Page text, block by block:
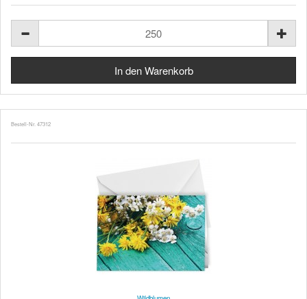
Bestell-Nr. 47312